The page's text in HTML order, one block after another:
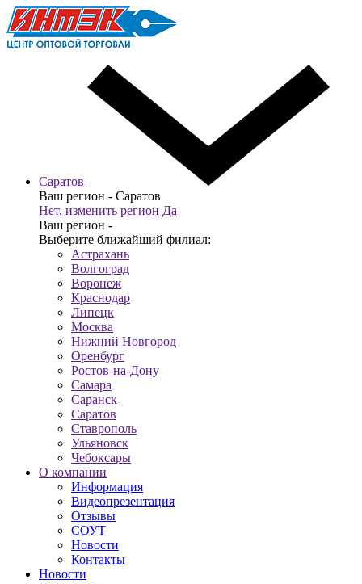
Саратов
Ваш регион - Саратов
Нет, изменить регион Да
Ваш регион -
Выберите ближайший филиал:
Астрахань
Волгоград
Воронеж
Краснодар
Липецк
Москва
Нижний Новгород
Оренбург
Ростов-на-Дону
Самара
Саранск
Саратов
Ставрополь
Ульяновск
Чебоксары
О компании
Информация
Видеопрезентация
Отзывы
СОУТ
Новости
Контакты
Новости